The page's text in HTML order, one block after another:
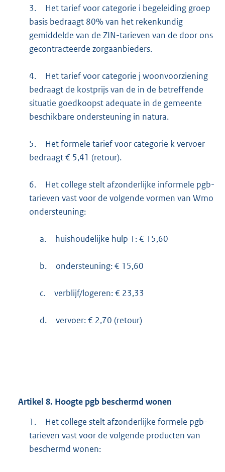
3.
Het tarief voor categorie i begeleiding groep
basis bedraagt 80% van het rekenkundig
gemiddelde van de ZIN-tarieven van de door ons
gecontracteerde zorgaanbieders.
4.
Het tarief voor categorie j woonvoorziening
bedraagt de kostprijs van de in de betreffende
situatie goedkoopst adequate in de gemeente
beschikbare ondersteuning in natura.
5.
Het formele tarief voor categorie k vervoer
bedraagt € 5,41 (retour).
6.
Het college stelt afzonderlijke informele pgb-
tarieven vast voor de volgende vormen van Wmo
ondersteuning:
a. huishoudelijke hulp 1: € 15,60
b. ondersteuning: € 15,60
c. verblijf/logeren: € 23,33
d. vervoer: € 2,70 (retour)
Artikel 8. Hoogte pgb beschermd wonen
1.
Het college stelt afzonderlijke formele pgb-
tarieven vast voor de volgende producten van
beschermd wonen: